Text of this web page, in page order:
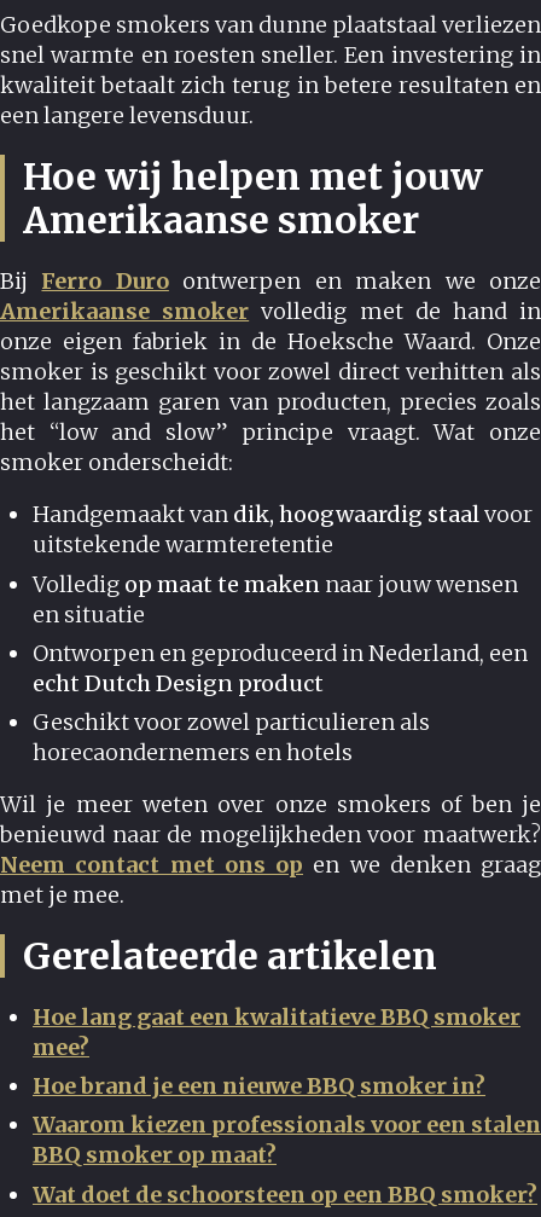
Goedkope smokers van dunne plaatstaal verliezen
snel warmte en roesten sneller. Een investering in
kwaliteit betaalt zich terug in betere resultaten en
een langere levensduur.
Hoe wij helpen met jouw
Amerikaanse smoker
Bij Ferro Duroontwerpen en maken we onze
Amerikaanse smoker volledig met de hand in
onze eigen fabriek in de Hoeksche Waard. Onze
smoker is geschikt voor zowel direct verhitten als
het langzaam garen van producten, precies zoals
het “low and slow” principe vraagt. Wat onze
smoker onderscheidt:
Handgemaakt van dik, hoogwaardig staalvoor
uitstekende warmteretentie
Volledig op maat te maken naar jouw wensen
en situatie
Ontworpen en geproduceerd in Nederland, een
echt Dutch Design product
Geschikt voor zowel particulieren als
horecaondernemers en hotels
Wil je meer weten over onze smokers of ben je
benieuwd naar de mogelijkheden voor maatwerk?
Neem contact met ons op en we denken graag
met je mee.
Gerelateerde artikelen
Hoe lang gaat een kwalitatieve BBQ smoker
mee?
Hoe brand je een nieuwe BBQ smoker in?
Waarom kiezen professionals voor een stalen
BBQ smoker op maat?
Wat doet de schoorsteen op een BBQ smoker?